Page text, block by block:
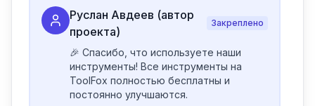
Руслан Авдеев (автор
проекта)
Закреплено
🎉 Спасибо, что используете наши
инструменты! Все инструменты на
ToolFox полностью бесплатны и
постоянно улучшаются.